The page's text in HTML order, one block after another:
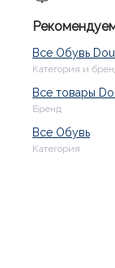
Все Обувь
Категория и
Все товары
Бренд
Все Обувь
Категория